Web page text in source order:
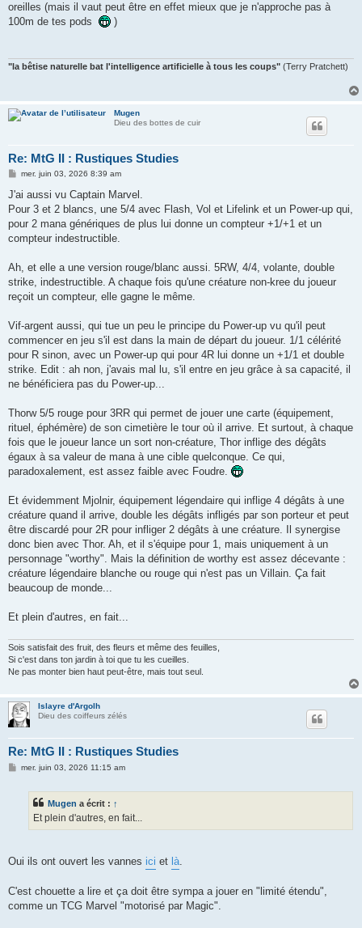
oreilles (mais il vaut peut être en effet mieux que je n'approche pas à
100m de tes pods
)
"la bêtise naturelle bat l'intelligence artificielle à tous les coups" (Terry Pratchett)
Mugen
Dieu des bottes de cuir
Re: MtG II : Rustiques Studies
M
s
a
g
mer. juin 03, 2026 8:39 am
J'ai aussi vu Captain Marvel.
Pour 3 et 2 blancs, une 5/4 avec Flash, Vol et Lifelink et un Power-up qui,
pour 2 mana génériques de plus lui donne un compteur +1/+1 et un
compteur indestructible.
Ah, et elle a une version rouge/blanc aussi. 5RW, 4/4, volante, double
strike, indestructible. A chaque fois qu'une créature non-kree du joueur
reçoit un compteur, elle gagne le même.
Vif-argent aussi, qui tue un peu le principe du Power-up vu qu'il peut
commencer en jeu s'il est dans la main de départ du joueur. 1/1 célérité
pour R sinon, avec un Power-up qui pour 4R lui donne un +1/1 et double
strike. Edit : ah non, j'avais mal lu, s'il entre en jeu grâce à sa capacité, il
ne bénéficiera pas du Power-up...
Thorw 5/5 rouge pour 3RR qui permet de jouer une carte (équipement,
rituel, éphémère) de son cimetière le tour où il arrive. Et surtout, à chaque
fois que le joueur lance un sort non-créature, Thor inflige des dégâts
égaux à sa valeur de mana à une cible quelconque. Ce qui,
paradoxalement, est assez faible avec Foudre.
Et évidemment Mjolnir, équipement légendaire qui inflige 4 dégâts à une
créature quand il arrive, double les dégâts infligés par son porteur et peut
être discardé pour 2R pour infliger 2 dégâts à une créature. Il synergise
donc bien avec Thor. Ah, et il s'équipe pour 1, mais uniquement à un
personnage "worthy". Mais la définition de worthy est assez décevante :
créature légendaire blanche ou rouge qui n'est pas un Villain. Ça fait
beaucoup de monde...
Et plein d'autres, en fait...
Sois satisfait des fruit, des fleurs et même des feuilles,
Si c'est dans ton jardin à toi que tu les cueilles.
Ne pas monter bien haut peut-être, mais tout seul.
Islayre d'Argolh
Dieu des coiffeurs zélés
Re: MtG II : Rustiques Studies
Mmer. juin 03, 2026 11:15 am
Mugen a écrit : ↑
Et plein d'autres, en fait...
Oui ils ont ouvert les vannes ici et là.
C'est chouette a lire et ça doit être sympa a jouer en "limité étendu",
comme un TCG Marvel "motorisé par Magic".